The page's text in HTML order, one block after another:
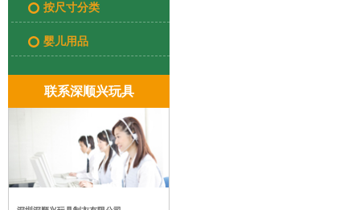
按尺寸分类
婴儿用品
联系深顺兴玩具